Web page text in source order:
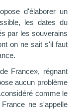
d'élaborer un
les dates du
par les souverains
on ne sait s'il faut
France», régnant
aucun problème
comme le
ne s'appelle